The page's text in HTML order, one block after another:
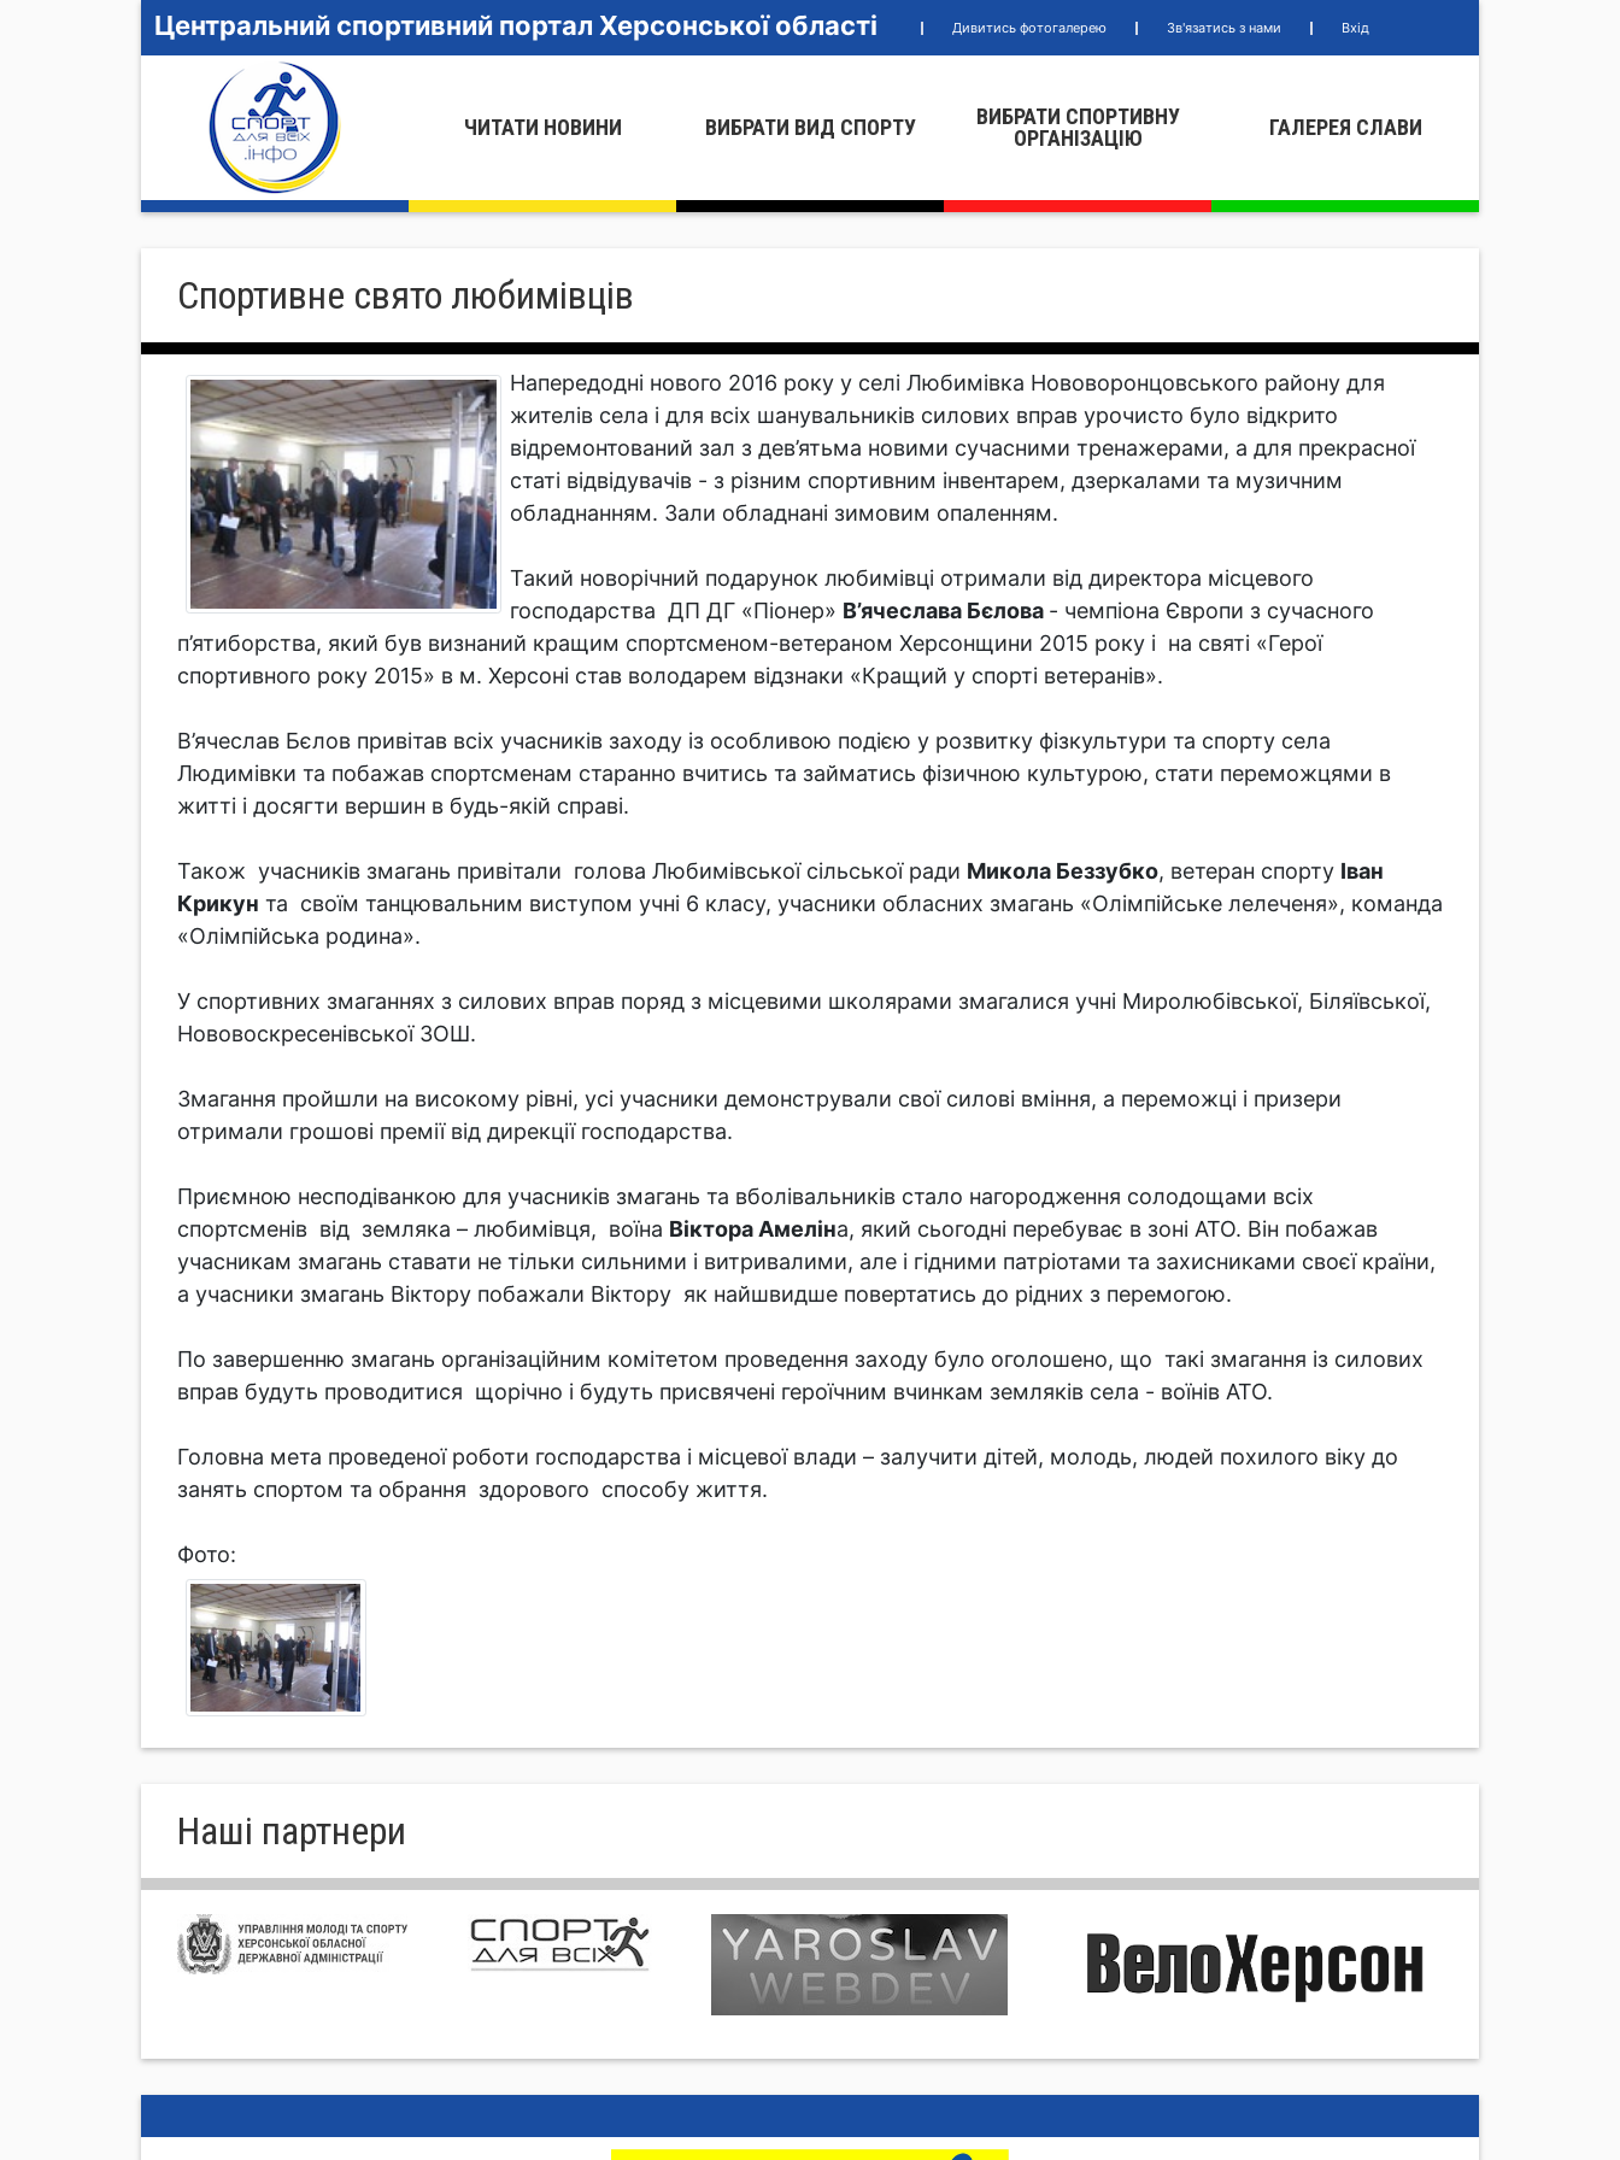
Центральний спортивний портал Херсонської області Дивитись фотогалерею Зв'язатись з нами Вхід
ЧИТАТИ НОВИНИ ВИБРАТИ ВИД СПОРТУ
ВИБРАТИ СПОРТИВНУ
ОРГАНIЗАЦIЮ
ГАЛЕРЕЯ СЛАВИ
Спортивне свято любимівців
Напередодні нового 2016 року у селі Любимівка Нововоронцовського району для
жителів села і для всіх шанувальників силових вправ урочисто було відкрито
відремонтований зал з дев’ятьма новими сучасними тренажерами, а для прекрасної
статі відвідувачів - з різним спортивним інвентарем, дзеркалами та музичним
обладнанням. Зали обладнані зимовим опаленням.
Такий новорічний подарунок любимівці отримали від директора місцевого
господарства ДП ДГ «Піонер» В’ячеслава Бєлова - чемпіона Європи з сучасного
п’ятиборства, який був визнаний кращим спортсменом-ветераном Херсонщини 2015 року і на святі «Герої
спортивного року 2015» в м. Херсоні став володарем відзнаки «Кращий у спорті ветеранів».
В’ячеслав Бєлов привітав всіх учасників заходу із особливою подією у розвитку фізкультури та спорту села
Людимівки та побажав спортсменам старанно вчитись та займатись фізичною культурою, стати переможцями в
житті і досягти вершин в будь-якій справі.
Також учасників змагань привітали голова Любимівської сільської ради Микола Беззубко, ветеран спорту Іван
Крикун та своїм танцювальним виступом учні 6 класу, учасники обласних змагань «Олімпійське лелеченя», команда
«Олімпійська родина».
У спортивних змаганнях з силових вправ поряд з місцевими школярами змагалися учні Миролюбівської, Біляївської,
Нововоскресенівської ЗОШ.
Змагання пройшли на високому рівні, усі учасники демонстрували свої силові вміння, а переможці і призери
отримали грошові премії від дирекції господарства.
Приємною несподіванкою для учасників змагань та вболівальників стало нагородження солодощами всіх
спортсменів від земляка – любимівця, воїна Віктора Амеліна, який сьогодні перебуває в зоні АТО. Він побажав
учасникам змагань ставати не тільки сильними і витривалими, але і гідними патріотами та захисниками своєї країни,
а учасники змагань Віктору побажали Віктору як найшвидше повертатись до рідних з перемогою.
По завершенню змагань організаційним комітетом проведення заходу було оголошено, що такі змагання із силових
вправ будуть проводитися щорічно і будуть присвячені героїчним вчинкам земляків села - воїнів АТО.
Головна мета проведеної роботи господарства і місцевої влади – залучити дітей, молодь, людей похилого віку до
занять спортом та обрання здорового способу життя.
Фото:
Нашi партнери